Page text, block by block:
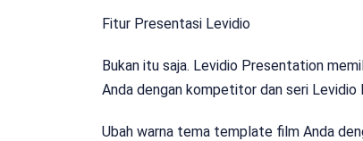
Fitur Presentasi Levidio
Bukan itu saja. Levidio Presentation
Anda dengan kompetitor dan seri Levidio
Ubah warna tema template film Anda